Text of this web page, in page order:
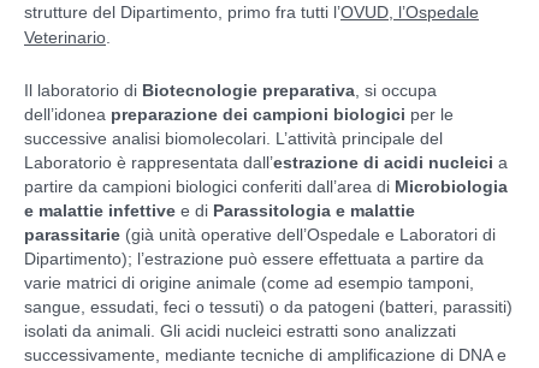
strutture del Dipartimento, primo fra tutti l’OVUD, l’Ospedale
Veterinario
Il laboratorio di Biotecnologie preparativa , si occupa
dell’idonea preparazione dei campioni biologici per le
successive analisi biomolecolari. L’attività principale del
Laboratorio è rappresentata dall’estrazione di acidi nucleici a
partire da campioni biologici conferiti dall’area di Microbiologia
e malattie infettive e di Parassitologia e malattie
parassitarie (già unità operative dell’Ospedale e Laboratori di
Dipartimento); l’estrazione può essere effettuata a partire da
varie matrici di origine animale (come ad esempio tamponi,
sangue, essudati, feci o tessuti) o da patogeni (batteri, parassiti)
isolati da animali. Gli acidi nucleici estratti sono analizzati
successivamente, mediante tecniche di amplificazione di DNA e